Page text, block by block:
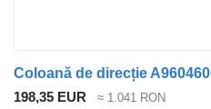
198,35 EUR ≈ 1.041 RON